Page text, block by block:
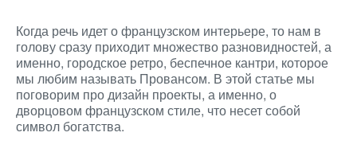
Когда речь идет о французском интерьере, то нам в
голову сразу приходит множество разновидностей, а
именно, городское ретро, беспечное кантри, которое
мы любим называть Провансом. В этой статье мы
поговорим про дизайн проекты, а именно, о
дворцовом французском стиле, что несет собой
символ богатства.